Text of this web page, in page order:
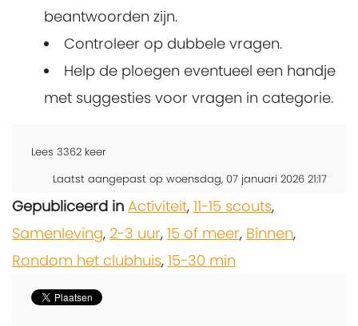
beantwoorden zijn.
Controleer op dubbele vragen.
Help de ploegen eventueel een handje
met suggesties voor vragen in categorie.
Lees 3362 keer
Laatst aangepast op woensdag, 07 januari 2026 21:17
Gepubliceerd in Activiteit, 11-15 scouts,
Samenleving, 2-3 uur, 15 of meer, Binnen,
Rondom het clubhuis, 15-30 min